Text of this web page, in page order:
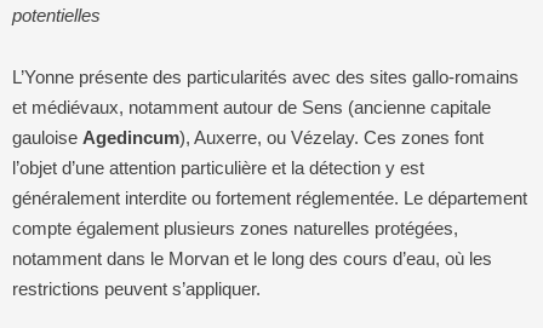
potentielles
L’Yonne présente des particularités avec des sites gallo-romains
et médiévaux, notamment autour de Sens (ancienne capitale
gauloise Agedincum), Auxerre, ou Vézelay. Ces zones font
l’objet d’une attention particulière et la détection y est
généralement interdite ou fortement réglementée. Le département
compte également plusieurs zones naturelles protégées,
notamment dans le Morvan et le long des cours d’eau, où les
restrictions peuvent s’appliquer.